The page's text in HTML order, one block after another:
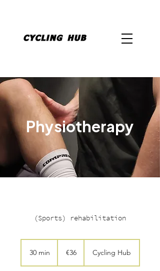
Physiotherapy
(Sports) rehabilitation
30 min €36 Cycling Hub